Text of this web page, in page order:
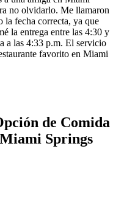
no olvidarlo. Me llamaron
la fecha correcta, ya que
la entrega entre las 4:30 y
a las 4:33 p.m. El servicio
favorito en Miami
de Comida
Springs